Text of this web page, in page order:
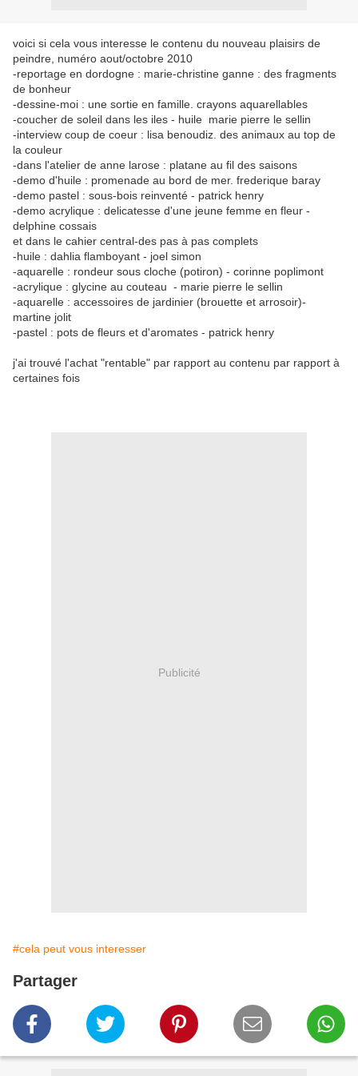
voici si cela vous interesse le contenu du nouveau plaisirs de
peindre, numéro aout/octobre 2010
-reportage en dordogne : marie-christine ganne : des fragments
de bonheur
-dessine-moi : une sortie en famille. crayons aquarellables
-coucher de soleil dans les iles - huile marie pierre le sellin
-interview coup de coeur : lisa benoudiz. des animaux au top de
la couleur
-dans l'atelier de anne larose : platane au fil des saisons
-demo d'huile : promenade au bord de mer. frederique baray
-demo pastel : sous-bois reinventé - patrick henry
-demo acrylique : delicatesse d'une jeune femme en fleur -
delphine cossais
et dans le cahier central-des pas à pas complets
-huile : dahlia flamboyant - joel simon
-aquarelle : rondeur sous cloche (potiron) - corinne poplimont
-acrylique : glycine au couteau - marie pierre le sellin
-aquarelle : accessoires de jardinier (brouette et arrosoir)-
martine jolit
-pastel : pots de fleurs et d'aromates - patrick henry
j'ai trouvé l'achat "rentable" par rapport au contenu par rapport à
certaines fois
Publicité
#cela peut vous interesser
Partager